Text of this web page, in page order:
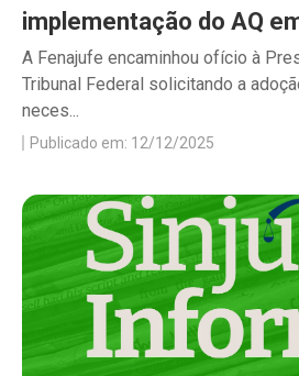
implementação do AQ
A Fenajufe encaminhou ofício à
Tribunal Federal solicitando a
neces...
Publicado em: 12/12/2025